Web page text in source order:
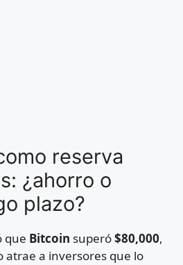
reserva
¿ahorro o
plazo?
que Bitcoin superó$80,000,
atrae a inversores que lo